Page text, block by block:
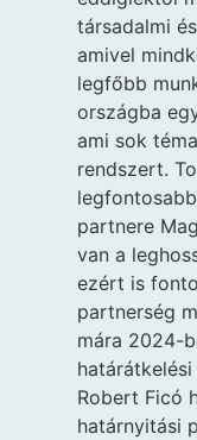
társadalmi
amivel
legfőbb
országba
ami sok
rendszert.
partnere
van a
ezért is
partnerség
mára 2024-
Robert Ficó
határnyitási